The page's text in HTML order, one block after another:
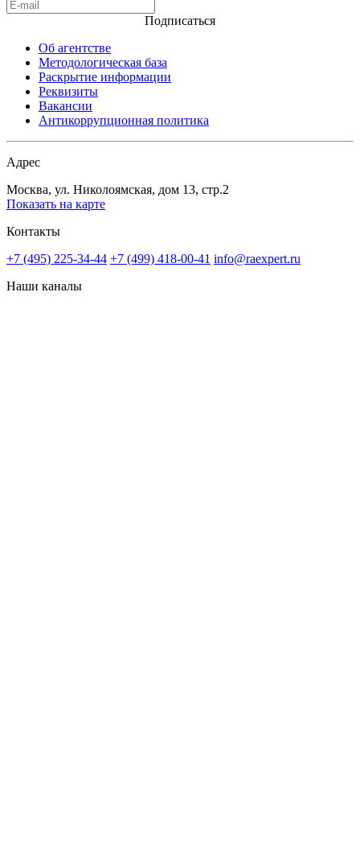
Подписаться
Об агентстве
Методологическая база
Раскрытие информации
Реквизиты
Вакансии
Антикоррупционная политика
Адрес
Москва, ул. Николоямская, дом 13, стр.2
Показать на карте
Контакты
+7 (495) 225-34-44 +7 (499) 418-00-41 info@raexpert.ru
Наши каналы